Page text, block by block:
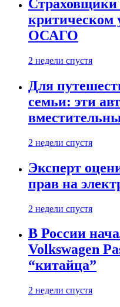
Страховщики
критическом
ОСАГО
2 недели спустя
Для
семьи: эти
2 недели спустя
Эксперт
прав на
2 недели спустя
В России
Volkswagen
“китайца”
2 недели спустя